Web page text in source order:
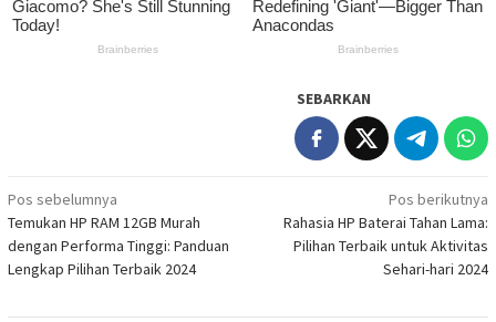
SEBARKAN
Navigasi
pos
Pos sebelumnya
Temukan HP RAM 12GB Murah
dengan Performa Tinggi: Panduan
Lengkap Pilihan Terbaik 2024
Pos berikutnya
Rahasia HP Baterai Tahan Lama:
Pilihan Terbaik untuk Aktivitas
Sehari-hari 2024